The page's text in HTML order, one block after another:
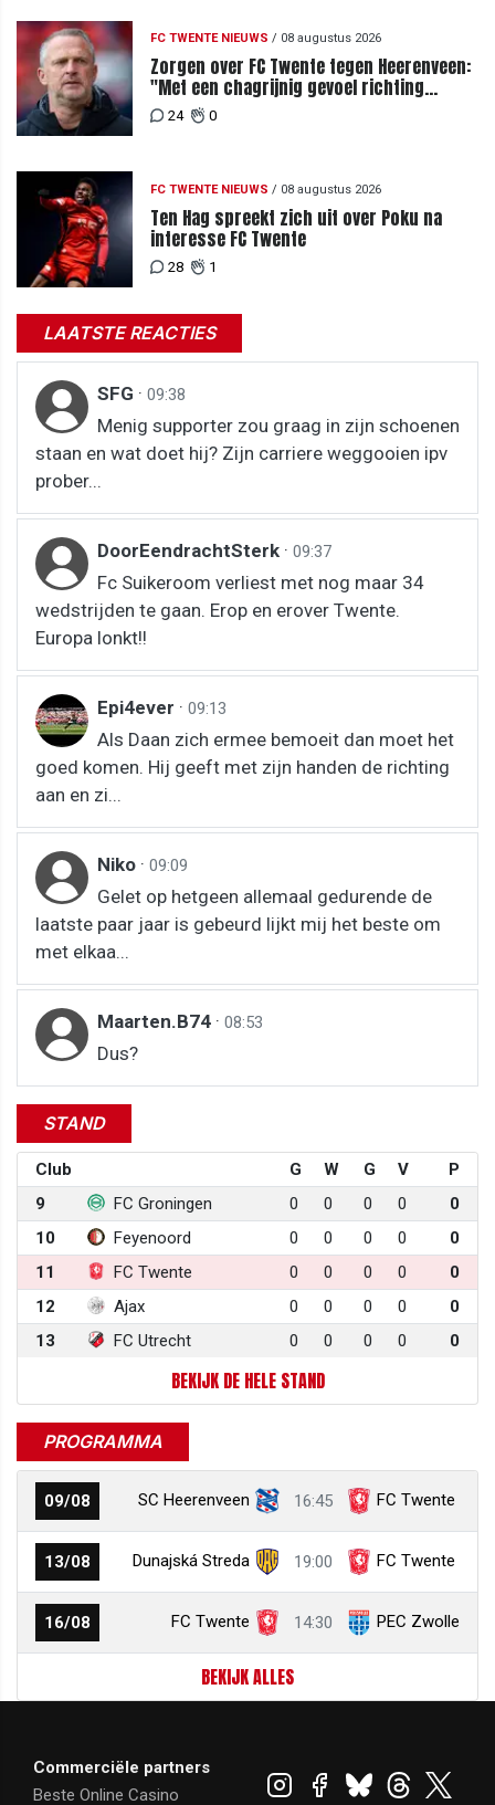
FC TWENTE NIEUWS / 08 augustus 2026
Zorgen over FC Twente tegen Heerenveen:
"Met een chagrijnig gevoel richting
Slowakije"
24 0
FC TWENTE NIEUWS / 08 augustus 2026
Ten Hag spreekt zich uit over Poku na
interesse FC Twente
28 1
LAATSTE REACTIES
SFG · 09:38
Menig supporter zou graag in zijn schoenen
staan en wat doet hij? Zijn carriere weggooien ipv
prober...
DoorEendrachtSterk · 09:37
Fc Suikeroom verliest met nog maar 34
wedstrijden te gaan. Erop en erover Twente.
Europa lonkt!!
Epi4ever · 09:13
Als Daan zich ermee bemoeit dan moet het
goed komen. Hij geeft met zijn handen de richting
aan en zi...
Niko · 09:09
Gelet op hetgeen allemaal gedurende de
laatste paar jaar is gebeurd lijkt mij het beste om
met elkaa...
Maarten.B74 · 08:53
Dus?
STAND
Club G W G V
P
9
FC Groningen 0 0 0 0
0
10
Feyenoord 0 0 0 0
0
11
FC Twente 0 0 0 0
0
12
Ajax 0 0 0 0
0
13
FC Utrecht 0 0 0 0 0
BEKIJK DE HELE STAND
PROGRAMMA
09/08 SC Heerenveen 16:45 FC Twente
13/08 Dunajská Streda 19:00 FC Twente
16/08 FC Twente 14:30 PEC Zwolle
BEKIJK ALLES
Commerciële partners
Beste Online Casino